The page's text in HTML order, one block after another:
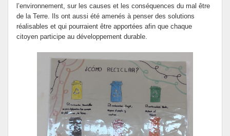
l’environnement, sur les causes et les conséquences du mal être
de la Terre. Ils ont aussi été amenés à penser des solutions
réalisables et qui pourraient être apportées afin que chaque
citoyen participe au développement durable.